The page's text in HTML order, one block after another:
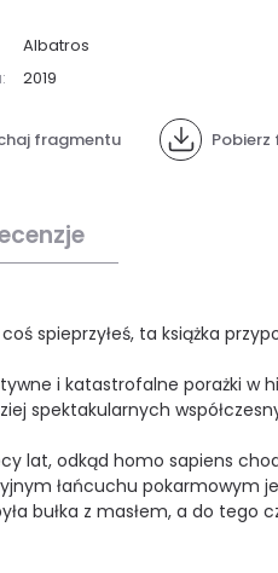
Albatros
2019
fragmentu
spieprzyłeś, ta książka
i katastrofalne porażki w
spektakularnych
lat, odkąd homo sapiens
łańcuchu pokarmowym
bułka z masłem, a do tego